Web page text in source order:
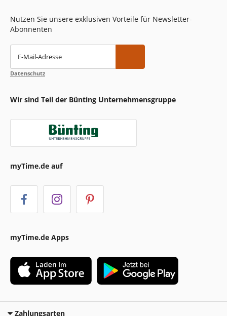
Nutzen Sie unsere exklusiven Vorteile für Newsletter-
Abonnenten
E-Mail-Adresse
Datenschutz
Wir sind Teil der Bünting Unternehmensgruppe
myTime.de auf
myTime.de Apps
Zahlungsarten